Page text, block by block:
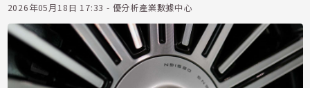
2026年05月18日 17:33 - 優分析產業數據中心